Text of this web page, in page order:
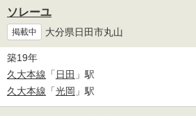
ソレーユ
掲載中 大分県日田市丸山
築19年
久大本線 「 日田 」駅
久大本線 「光岡 」駅